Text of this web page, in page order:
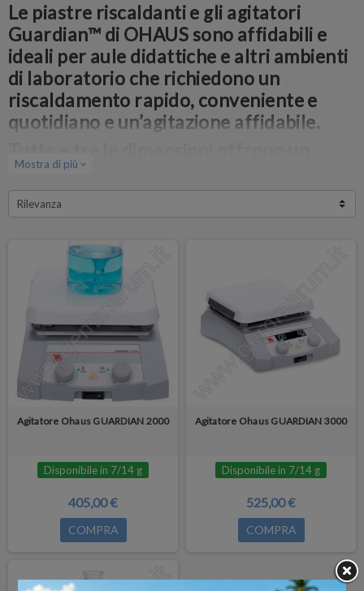
Le piastre riscaldanti e gli agitatori
Guardian™ di OHAUS sono affidabili e
ideali per aule didattiche e altri ambienti
di laboratorio che richiedono un
riscaldamento rapido, conveniente e
quotidiano e un’agitazione affidabile.
semplice controllo a manopola per
regolare facilmente le funzioni di
riscaldamento e agitazione.
L’alloggiamento robusto include un
supporto integrato che può alloggiare
l’asta di supporto opzionale.
Mostra di più expand_more
Rilevanza
Agitatore Ohaus GUARDIAN 2000
Disponibile in 7/14 g
405,00 €
COMPRA
Agitatore Ohaus GUARDIAN 3000
Disponibile in 7/14 g
525,00 €
COMPRA